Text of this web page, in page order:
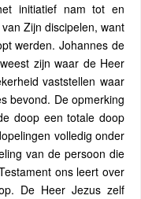
initiatief nam tot en
Zijn discipelen, want
werden. Johannes de
zijn waar de Heer
vaststellen waar
bevond. De opmerking
doop een totale doop
volledig onder
van de persoon die
ons leert over
De Heer Jezus zelf